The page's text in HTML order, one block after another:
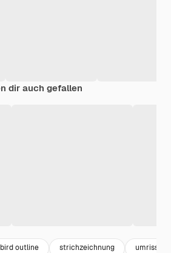
dir auch gefallen
bird outline strichzeichnung umriss